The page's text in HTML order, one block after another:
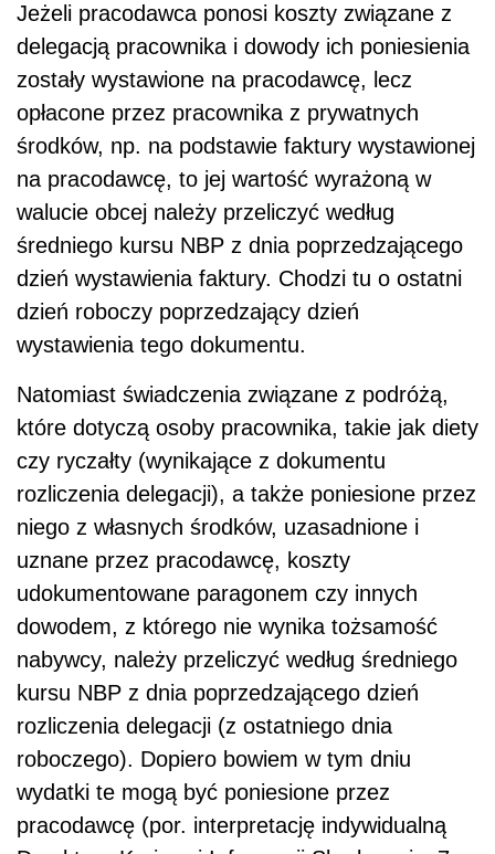
Jeżeli pracodawca ponosi koszty związane z
delegacją pracownika i dowody ich poniesienia
zostały wystawione na pracodawcę, lecz
opłacone przez pracownika z prywatnych
środków, np. na podstawie faktury wystawionej
na pracodawcę, to jej wartość wyrażoną w
walucie obcej należy przeliczyć według
średniego kursu NBP z dnia poprzedzającego
dzień wystawienia faktury. Chodzi tu o ostatni
dzień roboczy poprzedzający dzień
wystawienia tego dokumentu.
Natomiast świadczenia związane z podróżą,
które dotyczą osoby pracownika, takie jak diety
czy ryczałty (wynikające z dokumentu
rozliczenia delegacji), a także poniesione przez
niego z własnych środków, uzasadnione i
uznane przez pracodawcę, koszty
udokumentowane paragonem czy innych
dowodem, z którego nie wynika tożsamość
nabywcy, należy przeliczyć według średniego
kursu NBP z dnia poprzedzającego dzień
rozliczenia delegacji (z ostatniego dnia
roboczego). Dopiero bowiem w tym dniu
wydatki te mogą być poniesione przez
pracodawcę (por. interpretację indywidualną